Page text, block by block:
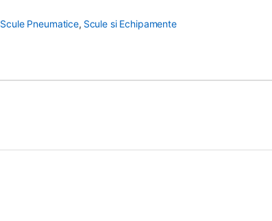
Scule Pneumatice, Scule si Echipamente